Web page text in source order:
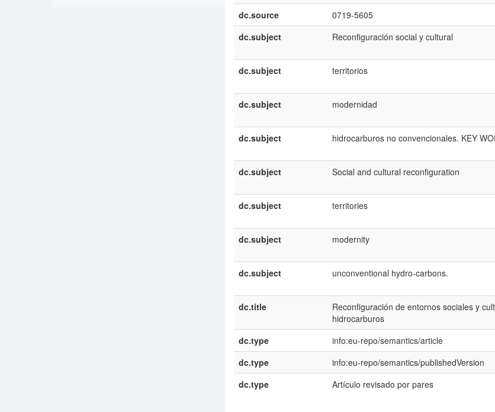
dc.source
0719-5605
dc.subject
Reconfiguración social y cultural
dc.subject
territorios
dc.subject
modernidad
dc.subject
hidrocarburos no convencionales. KEY
dc.subject
Social and cultural reconfiguration
dc.subject
territories
dc.subject
modernity
dc.subject
unconventional hydro-carbons.
dc.title
Reconfiguración de entornos sociales y
hidrocarburos
dc.type
info:eu-repo/semantics/article
dc.type
info:eu-repo/semantics/publishedVersion
dc.type
Artículo revisado por pares